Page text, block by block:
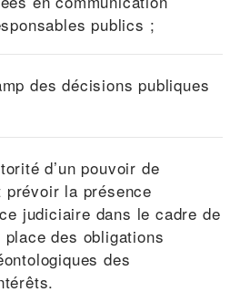
publics ;
des décisions publiques
d’un pouvoir de
prévoir la présence
judiciaire dans le cadre de
des obligations
des